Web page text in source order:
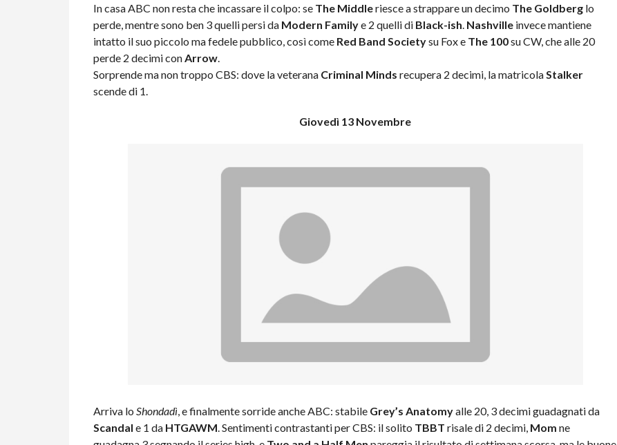
In casa ABC non resta che incassare il colpo: se The Middleriesce a strappare un decimo The Goldberglo
perde, mentre sono ben 3 quelli persi da Modern Familye 2 quelli di Black-ish Nashvilleinvece mantiene
intatto il suo piccolo ma fedele pubblico, così come Red Band Societysu Fox e The 100su CW, che alle 20
perde 2 decimi con Arrow.
Sorprende ma non troppo CBS: dove la veterana Criminal Minds recupera 2 decimi, la matricola Stalker
scende di 1.
Giovedì 13 Novembre
Arriva lo Shondadì , e finalmente sorride anche ABC: stabile Grey’s Anatomyalle 20, 3 decimi guadagnati da
Scandal e 1 da HTGAWM . Sentimenti contrastanti per CBS: il solito TBBT risale di 2 decimi, Mom ne